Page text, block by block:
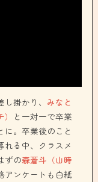
掛かり、 みなと
と一対一で卒業
に。卒業後のこと
れる中、クラスメ
ずの森蒼斗（山時
アンケートも白紙